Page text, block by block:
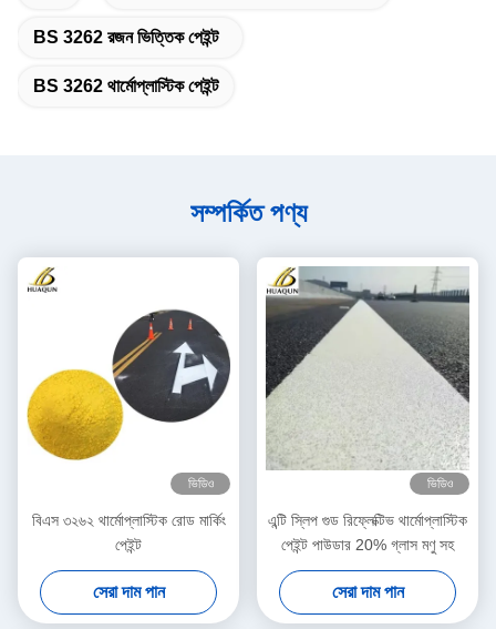
BS 3262 রজন ভিত্তিক পেইন্ট
BS 3262 থার্মোপ্লাস্টিক পেইন্ট
সম্পর্কিত পণ্য
ভিডিও
বিএস ৩২৬২ থার্মোপ্লাস্টিক রোড মার্কিং
পেইন্ট
সেরা দাম পান
ভিডিও
এন্টি স্লিপ গুড রিফ্লেক্টিভ থার্মোপ্লাস্টিক
পেইন্ট পাউডার 20% গ্লাস মণু সহ
সেরা দাম পান